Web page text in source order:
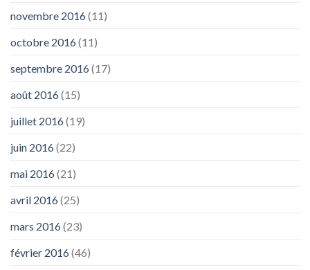
novembre 2016(11)
octobre 2016(11)
septembre 2016(17)
août 2016(15)
juillet 2016(19)
juin 2016(22)
mai 2016(21)
avril 2016(25)
mars 2016(23)
février 2016(46)